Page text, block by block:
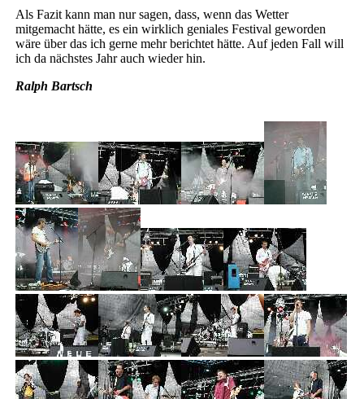
Als Fazit kann man nur sagen, dass, wenn das Wetter
mitgemacht hätte, es ein wirklich geniales Festival geworden
wäre über das ich gerne mehr berichtet hätte. Auf jeden Fall will
ich da nächstes Jahr auch wieder hin.
Ralph Bartsch